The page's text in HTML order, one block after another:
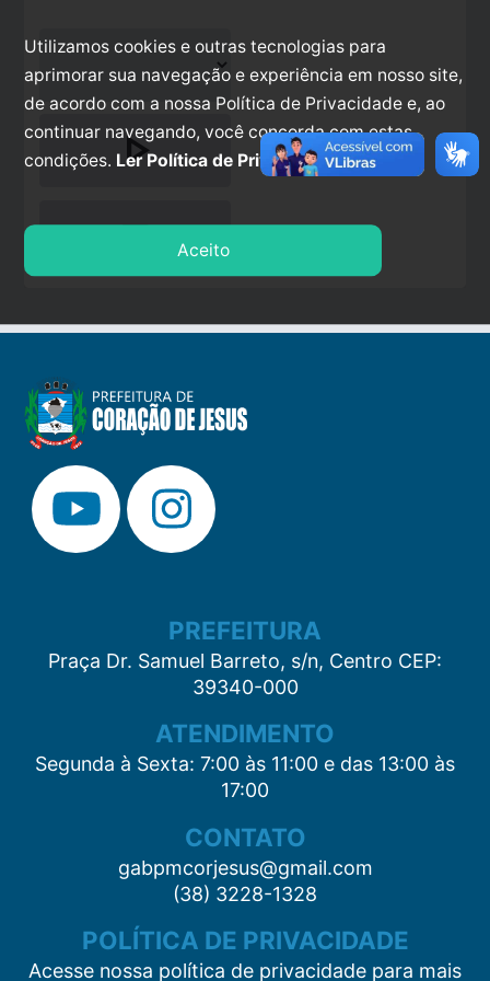
play_arrow
stop
PREFEITURA
Praça Dr. Samuel Barreto, s/n, Centro CEP:
39340-000
ATENDIMENTO
Segunda à Sexta: 7:00 às 11:00 e das 13:00 às
17:00
CONTATO
gabpmcorjesus@gmail.com
(38) 3228-1328
POLÍTICA DE PRIVACIDADE
Acesse nossa política de privacidade para mais
Utilizamos cookies e outras tecnologias para
aprimorar sua navegação e experiência em nosso site,
de acordo com a nossa Política de Privacidade e, ao
continuar navegando, você concorda com estas
condições. Ler Política de Privacidade.
Aceito